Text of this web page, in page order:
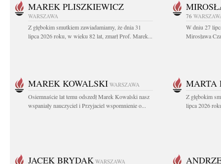
MAREK PLISZKIEWICZ
WARSZAWA
Z głębokim smutkiem zawiadamiamy, że dnia 31
lipca 2026 roku, w wieku 82 lat, zmarł Prof. Marek...
76
W dniu 27
Mirosława
MAREK KOWALSKI WARSZAWA
Osiemnaście lat temu odszedł Marek Kowalski nasz
wspaniały nauczyciel i Przyjaciel wspomnienie o...
MARTA
Z głębokim
lipca 2026
JACEK BRYDAK WARSZAWA